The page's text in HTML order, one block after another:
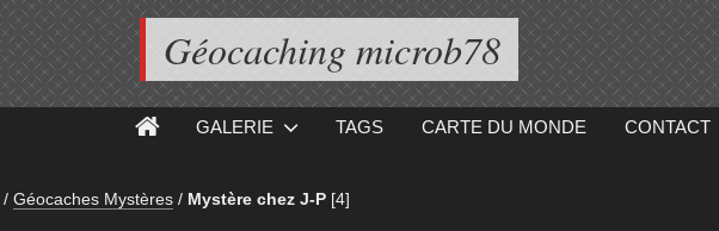
Géocaching microb78
GALERIE TAGS CARTE DU MONDE CONTACT
/ Géocaches Mystères / Mystère chez J-P [4]